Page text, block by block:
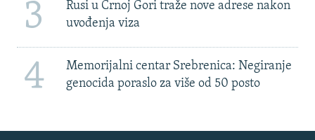
3
Rusi u Crnoj Gori traže nove adrese nakon
uvođenja viza
4
Memorijalni centar Srebrenica: Negiranje
genocida poraslo za više od 50 posto